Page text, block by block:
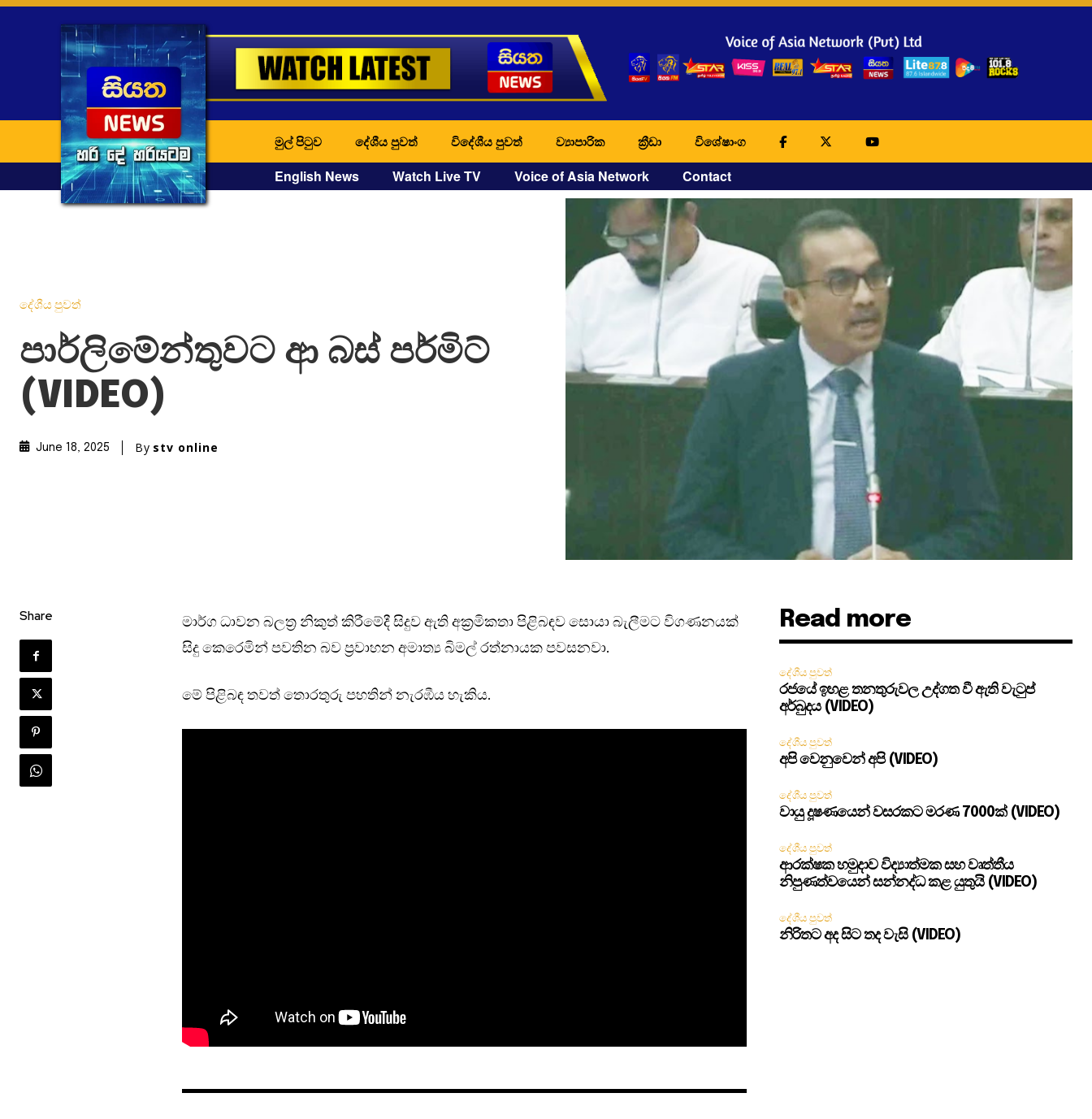
මුල් පිටුව දේශීය පුවත් විදේශීය පුවත් ව්‍යාපාරික ක්‍රීඩා විශේෂාංග
English News Watch Live TV Voice of Asia Network Contact
දේශීය පුවත්
පාර්ලිමේන්තුවට ආ බස් පර්මිට්
(VIDEO)
June 18, 2025 By stv online
Share
මාර්ග ධාවන බලත්‍ර නිකුත් කිරීමේදී සිදුව ඇති අක්‍රමිකතා පිළිබඳව සොයා බැලීමට විගණනයක්
සිදු කෙරෙමින් පවතින බව ප්‍රවාහන අමාත්‍ය බිමල් රත්නායක පවසනවා.
මේ පිළිබඳ තවත් තොරතුරු පහතින් නැරඹීය හැකිය.
Read more
දේශීය පුවත්
රජයේ ඉහළ තනතුරුවල උද්ගත වී ඇති වැටුප්
අර්බුදය (VIDEO)
දේශීය පුවත්
අපි වෙනුවෙන් අපි (VIDEO)
දේශීය පුවත්
වායු දූෂණයෙන් වසරකට මරණ 7000ක් (VIDEO)
දේශීය පුවත්
ආරක්ෂක හමුදාව විද්‍යාත්මක සහ වෘත්තීය
නිපුණත්වයෙන් සන්නද්ධ කළ යුතුයි (VIDEO)
දේශීය පුවත්
නිරිතට අද සිට තද වැසි (VIDEO)